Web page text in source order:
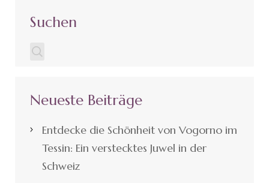
Suchen
Neueste Beiträge
Entdecke die Schönheit von Vogorno im
Tessin: Ein verstecktes Juwel in der
Schweiz